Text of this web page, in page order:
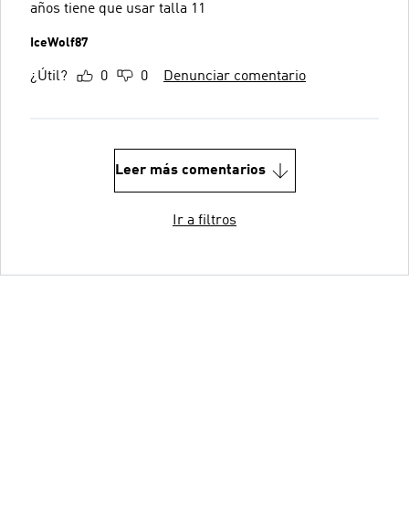
años tiene que usar talla 11
IceWolf87
¿Útil? 0 0 Denunciar comentario
Leer más comentarios
Ir a filtros